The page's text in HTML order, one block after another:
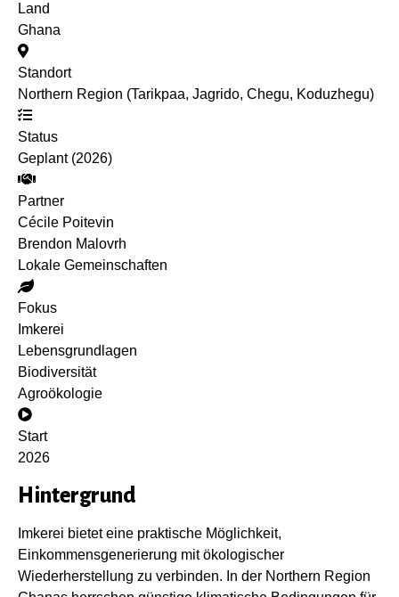
Land
Ghana
Standort
Northern Region (Tarikpaa, Jagrido, Chegu, Koduzhegu)
Status
Geplant (2026)
Partner
Cécile Poitevin
Brendon Malovrh
Lokale Gemeinschaften
Fokus
Imkerei
Lebensgrundlagen
Biodiversität
Agroökologie
Start
2026
Hintergrund
Imkerei bietet eine praktische Möglichkeit,
Einkommensgenerierung mit ökologischer
Wiederherstellung zu verbinden. In der Northern Region